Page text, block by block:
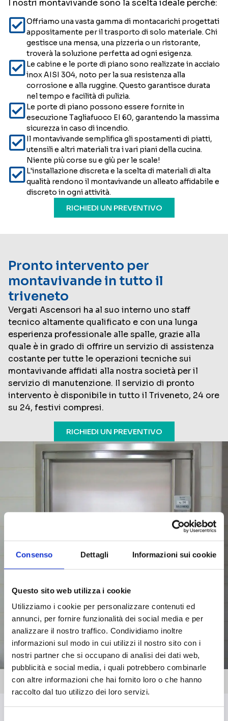
Consenso Dettagli Informazioni sui cookie
Questo sito web utilizza i cookie
Utilizziamo i cookie per personalizzare contenuti ed
annunci, per fornire funzionalità dei social media e per
analizzare il nostro traffico. Condividiamo inoltre
informazioni sul modo in cui utilizzi il nostro sito con i
nostri partner che si occupano di analisi dei dati web,
pubblicità e social media, i quali potrebbero combinarle
con altre informazioni che hai fornito loro o che hanno
raccolto dal tuo utilizzo dei loro servizi.
I nostri montavivande sono la scelta ideale perché:
⁠Offriamo una vasta gamma di montacarichi progettati
appositamente per il trasporto di solo materiale. Chi
gestisce una mensa, una pizzeria o un ristorante,
troverà la soluzione perfetta ad ogni esigenza.
⁠Le cabine e le porte di piano sono realizzate in acciaio
inox AISI 304, noto per la sua resistenza alla
corrosione e alla ruggine. Questo garantisce durata
nel tempo e facilità di pulizia.
Le porte di piano possono essere fornite in
esecuzione Tagliafuoco EI 60, garantendo la massima
sicurezza in caso di incendio.
⁠Il montavivande semplifica gli spostamenti di piatti,
utensili e altri materiali tra i vari piani della cucina.
Niente più corse su e giù per le scale!
L'installazione discreta e la scelta di materiali di alta
qualità rendono il montavivande un alleato affidabile e
discreto in ogni attività.
RICHIEDI UN PREVENTIVO
Pronto intervento per
montavivande in tutto il
triveneto
Vergati Ascensori ha al suo interno uno staff
tecnico altamente qualificato e con una lunga
esperienza professionale alle spalle, grazie alla
quale è in grado di offrire un servizio di assistenza
costante per tutte le operazioni tecniche sui
montavivande affidati alla nostra società per il
servizio di manutenzione. Il servizio di pronto
intervento è disponibile in tutto il Triveneto, 24 ore
su 24, festivi compresi.
RICHIEDI UN PREVENTIVO